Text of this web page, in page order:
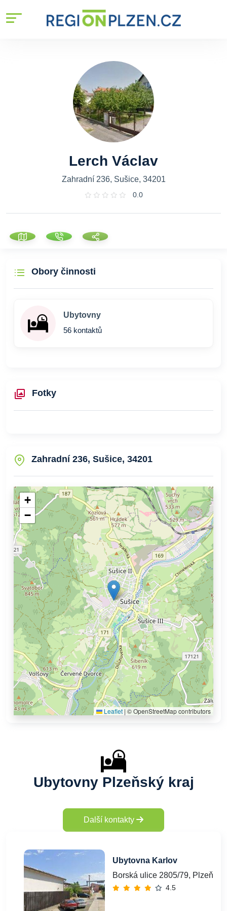
Lerch Václav
Zahradní 236, Sušice, 34201
0.0
Obory činnosti
Ubytovny
56 kontaktů
Fotky
Zahradní 236, Sušice, 34201
+
−
Leaflet | © OpenStreetMap contributors
Ubytovny Plzeňský kraj
Další kontakty
Ubytovna Karlov
Borská ulice 2805/79, Plzeň,
4.5